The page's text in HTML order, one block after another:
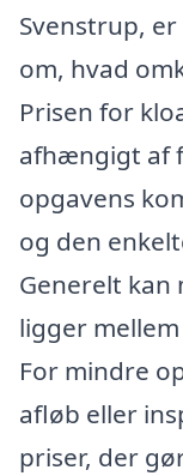
Svenstrup,
om, hvad
Prisen for
afhængigt af
opgavens
og den
Generelt kan
ligger
For mindre
afløb eller
priser, der